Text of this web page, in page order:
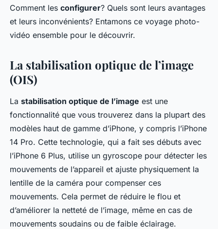
Comment les configurer? Quels sont leurs avantages
et leurs inconvénients? Entamons ce voyage photo-
vidéo ensemble pour le découvrir.
La stabilisation optique de l’image
(OIS)
La stabilisation optique de l’image est une
fonctionnalité que vous trouverez dans la plupart des
modèles haut de gamme d’iPhone, y compris l’iPhone
14 Pro. Cette technologie, qui a fait ses débuts avec
l’iPhone 6 Plus, utilise un gyroscope pour détecter les
mouvements de l’appareil et ajuste physiquement la
lentille de la caméra pour compenser ces
mouvements. Cela permet de réduire le flou et
d’améliorer la netteté de l’image, même en cas de
mouvements soudains ou de faible éclairage.